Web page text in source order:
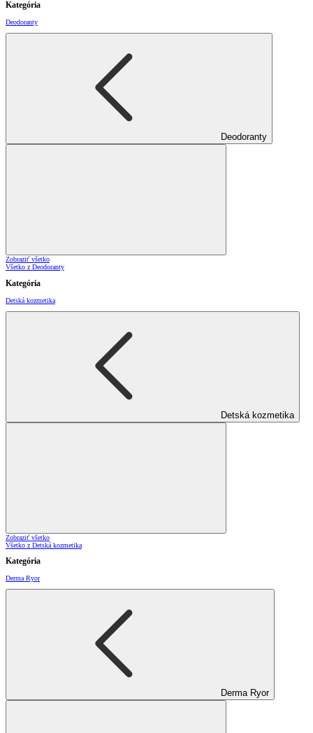
Kategória
Deodoranty
Deodoranty
Zobraziť všetko
Všetko z Deodoranty
Kategória
Detská kozmetika
Detská kozmetika
Zobraziť všetko
Všetko z Detská kozmetika
Kategória
Derma Ryor
Derma Ryor